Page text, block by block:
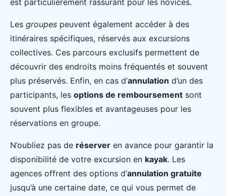
est particulièrement rassurant pour les novices.
Les groupes peuvent également accéder à des
itinéraires spécifiques, réservés aux excursions
collectives. Ces parcours exclusifs permettent de
découvrir des endroits moins fréquentés et souvent
plus préservés. Enfin, en cas d’annulation d’un des
participants, les options de remboursement sont
souvent plus flexibles et avantageuses pour les
réservations en groupe.
N’oubliez pas de réserver en avance pour garantir la
disponibilité de votre excursion en kayak. Les
agences offrent des options d’annulation gratuite
jusqu’à une certaine date, ce qui vous permet de